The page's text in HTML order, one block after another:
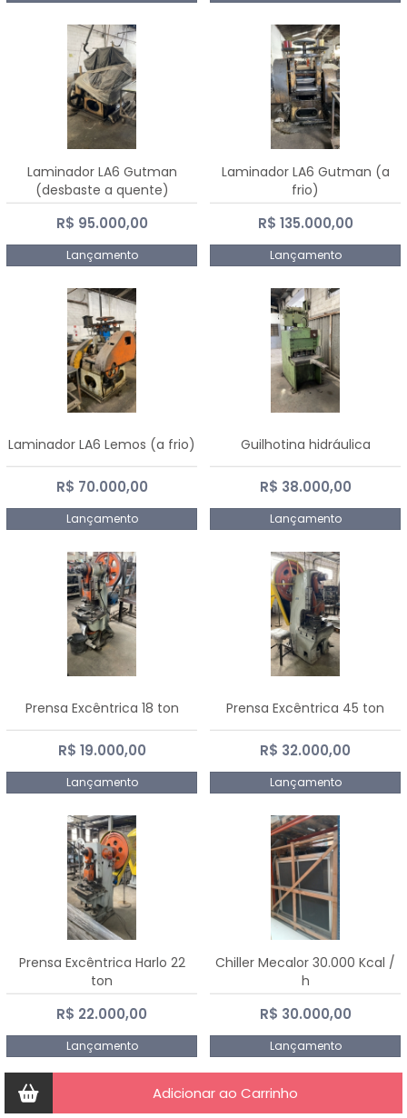
Laminador LA6 Gutman
(desbaste a quente)
R$ 95.000,00
Lançamento
Laminador LA6 Gutman (a
frio)
R$ 135.000,00
Lançamento
Laminador LA6 Lemos (a frio)
R$ 70.000,00
Lançamento
Guilhotina hidráulica
R$ 38.000,00
Lançamento
Prensa Excêntrica 18 ton
R$ 19.000,00
Lançamento
Prensa Excêntrica 45 ton
R$ 32.000,00
Lançamento
Prensa Excêntrica Harlo 22
ton
R$ 22.000,00
Lançamento
Chiller Mecalor 30.000 Kcal /
h
R$ 30.000,00
Lançamento
Adicionar ao Carrinho